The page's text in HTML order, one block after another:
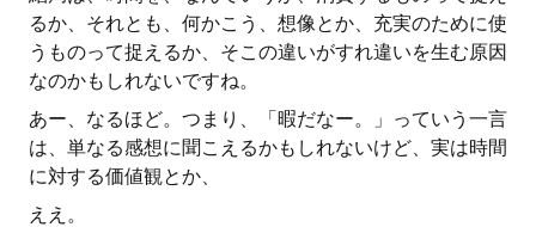
るか、それとも、何かこう、想像とか、充実のために使
うものって捉えるか、そこの違いがすれ違いを生む原因
なのかもしれないですね。
あー、なるほど。つまり、「暇だなー。」っていう一言
は、単なる感想に聞こえるかもしれないけど、実は時間
に対する価値観とか、
ええ。